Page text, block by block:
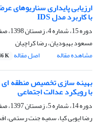
ارزیابی پایداری سناریوهای
با کاربرد مدل ‏IDS
دوره 15، شماره 4، زمستان 1398، صفحه
مسعود بهبودیان، رضا کراچیان
مشاهده مقاله
اصل مقاله K
بهینه سازی تخصیص منطقه
با رویکرد عدالت اجتماعی
دوره 14، شماره 5، زمستان 1397، صفحه
رضا ایوبی کیا، سمیه جنت رستمی،